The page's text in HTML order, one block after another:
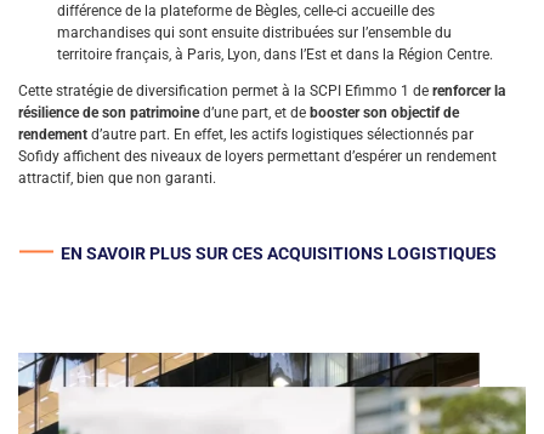
différence de la plateforme de Bègles, celle-ci accueille des
marchandises qui sont ensuite distribuées sur l’ensemble du
territoire français, à Paris, Lyon, dans l’Est et dans la Région Centre.
Cette stratégie de diversification permet à la SCPI Efimmo 1 de renforcer la
résilience de son patrimoined’une part, et de booster son objectif de
rendement d’autre part. En effet, les actifs logistiques sélectionnés par
Sofidy affichent des niveaux de loyers permettant d’espérer un rendement
attractif, bien que non garanti.
EN SAVOIR PLUS SUR CES ACQUISITIONS LOGISTIQUES